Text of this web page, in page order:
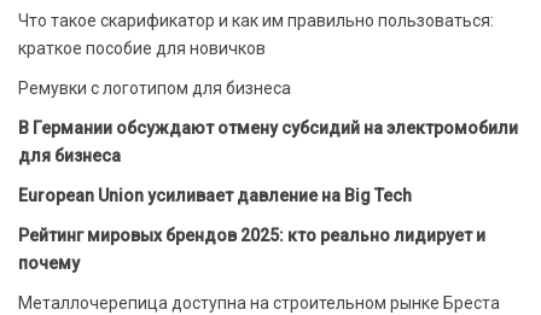
Что такое скарификатор и как им правильно пользоваться:
краткое пособие для новичков
Ремувки с логотипом для бизнеса
В Германии обсуждают отмену субсидий на электромобили
для бизнеса
European Union усиливает давление на Big Tech
Рейтинг мировых брендов 2025: кто реально лидирует и
почему
Металлочерепица доступна на строительном рынке Бреста